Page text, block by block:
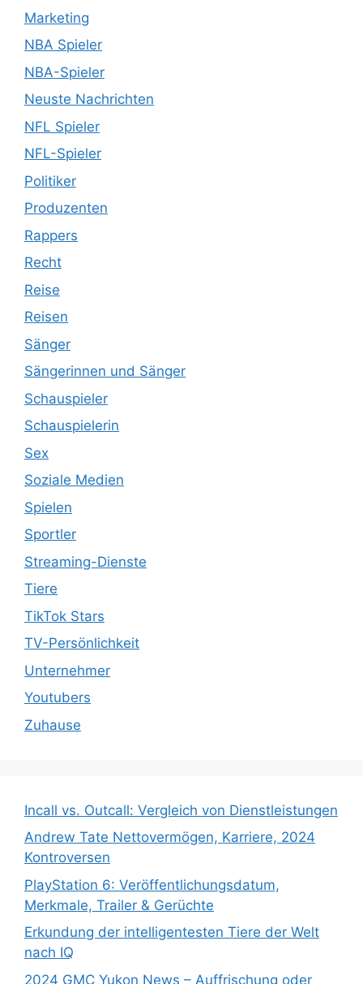
Marketing
NBA Spieler
NBA-Spieler
Neuste Nachrichten
NFL Spieler
NFL-Spieler
Politiker
Produzenten
Rappers
Recht
Reise
Reisen
Sänger
Sängerinnen und Sänger
Schauspieler
Schauspielerin
Sex
Soziale Medien
Spielen
Sportler
Streaming-Dienste
Tiere
TikTok Stars
TV-Persönlichkeit
Unternehmer
Youtubers
Zuhause
Incall vs. Outcall: Vergleich von Dienstleistungen
Andrew Tate Nettovermögen, Karriere, 2024
Kontroversen
PlayStation 6: Veröffentlichungsdatum,
Merkmale, Trailer & Gerüchte
Erkundung der intelligentesten Tiere der Welt
nach IQ
2024 GMC Yukon News – Auffrischung oder